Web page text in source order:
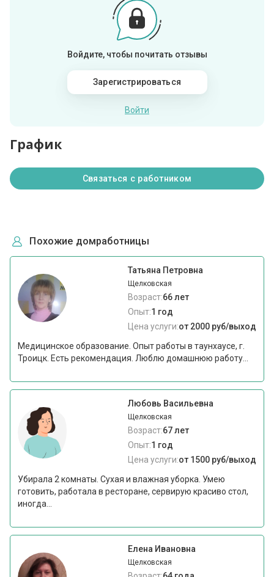
Войдите, чтобы почитать отзывы
Зарегистрироваться
Войти
График
Связаться с работником
Похожие домработницы
Татьяна Петровна
Щелковская
Возраст:66 лет
Опыт:1 год
Цена услуги:от 2000 руб/выход
Медицинское образование. Опыт работы в таунхаусе, г.
Троицк. Есть рекомендация. Люблю домашнюю работу...
Любовь Васильевна
Щелковская
Возраст:67 лет
Опыт:1 год
Цена услуги:от 1500 руб/выход
Убирала 2 комнаты. Сухая и влажная уборка. Умею
готовить, работала в ресторане, сервирую красиво стол,
иногда...
Елена Ивановна
Щелковская